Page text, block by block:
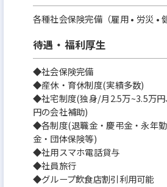
各種社会保険完備（雇用 • 労災 •
待遇・福利厚生
◆社会保険完備
◆産休・育休制度(実績多数)
◆社宅制度(独身/月2.5万~3.5万
円の会社補助)
◆各制度(退職金・慶弔金・永年
金・団体保険等)
◆社用スマホ電話貸与
◆社員旅行
◆グループ飲食店割引利用可能